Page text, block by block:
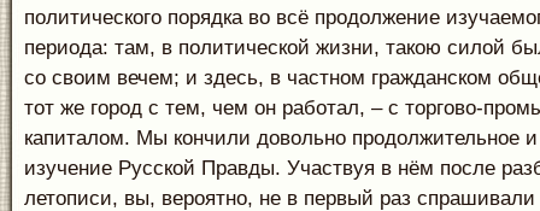
политического порядка во всё продолжение
периода: там, в политической жизни, такою силой
со своим вечем; и здесь, в частном гражданском
тот же город с тем, чем он работал, – с торгово-
капиталом. Мы кончили довольно продолжительное
изучение Русской Правды. Участвуя в нём после
летописи, вы, вероятно, не в первый раз